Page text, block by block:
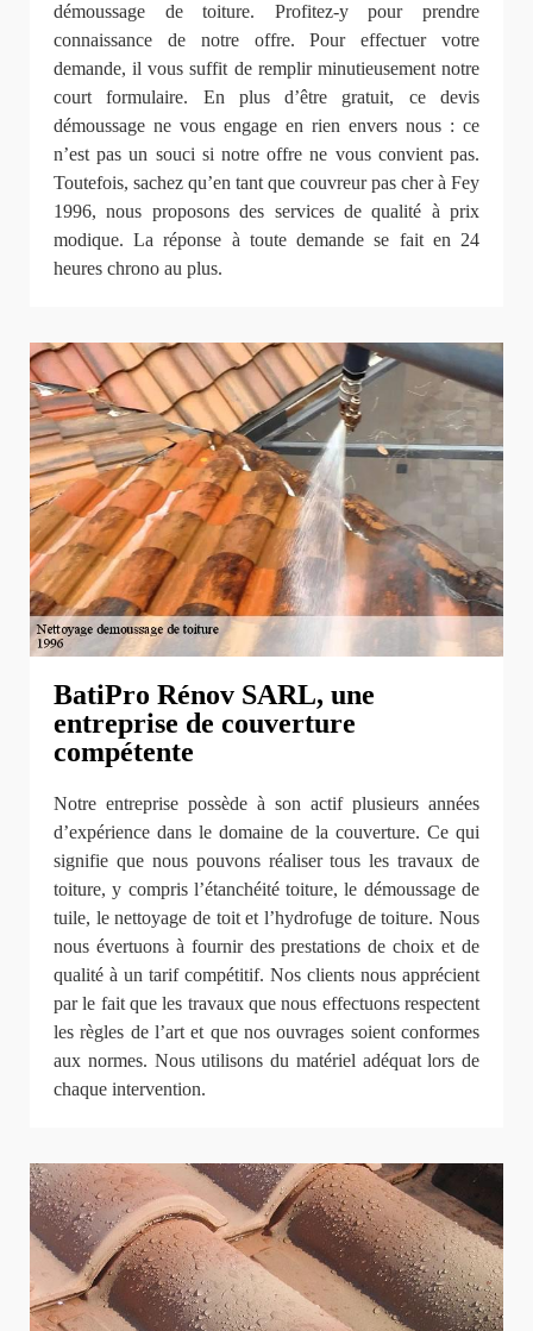
démoussage de toiture. Profitez-y pour prendre
connaissance de notre offre. Pour effectuer votre
demande, il vous suffit de remplir minutieusement notre
court formulaire. En plus d’être gratuit, ce devis
démoussage ne vous engage en rien envers nous : ce
n’est pas un souci si notre offre ne vous convient pas.
Toutefois, sachez qu’en tant que couvreur pas cher à Fey
1996, nous proposons des services de qualité à prix
modique. La réponse à toute demande se fait en 24
heures chrono au plus.
BatiPro Rénov SARL, une
entreprise de couverture
compétente
Notre entreprise possède à son actif plusieurs années
d’expérience dans le domaine de la couverture. Ce qui
signifie que nous pouvons réaliser tous les travaux de
toiture, y compris l’étanchéité toiture, le démoussage de
tuile, le nettoyage de toit et l’hydrofuge de toiture. Nous
nous évertuons à fournir des prestations de choix et de
qualité à un tarif compétitif. Nos clients nous apprécient
par le fait que les travaux que nous effectuons respectent
les règles de l’art et que nos ouvrages soient conformes
aux normes. Nous utilisons du matériel adéquat lors de
chaque intervention.